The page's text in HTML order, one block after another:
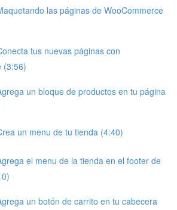
las páginas de WooCommerce
tus nuevas páginas con
(3:56)
un bloque de productos en tu página
un menu de tu tienda (4:40)
el menu de la tienda en el footer de
un botón de carrito en tu cabecera